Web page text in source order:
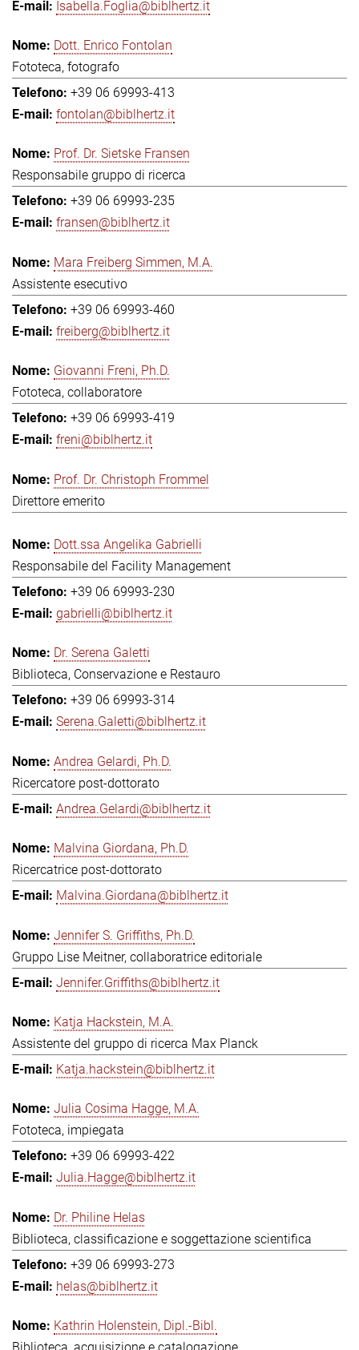
Isabella.Foglia@biblhertz.it
Dott. Enrico Fontolan
Fototeca, fotografo
+39 06 69993-413
fontolan@biblhertz.it
Prof. Dr. Sietske Fransen
Responsabile gruppo di ricerca
+39 06 69993-235
fransen@biblhertz.it
Mara Freiberg Simmen, M.A.
Assistente esecutivo
+39 06 69993-460
freiberg@biblhertz.it
Giovanni Freni, Ph.D.
Fototeca, collaboratore
+39 06 69993-419
freni@biblhertz.it
Prof. Dr. Christoph Frommel
Direttore emerito
Dott.ssa Angelika Gabrielli
Responsabile del Facility Management
+39 06 69993-230
gabrielli@biblhertz.it
Dr. Serena Galetti
Biblioteca, Conservazione e Restauro
+39 06 69993-314
Serena.Galetti@biblhertz.it
Andrea Gelardi, Ph.D.
Ricercatore post-dottorato
Andrea.Gelardi@biblhertz.it
Malvina Giordana, Ph.D.
Ricercatrice post-dottorato
Malvina.Giordana@biblhertz.it
Jennifer S. Griffiths, Ph.D.
Gruppo Lise Meitner, collaboratrice editoriale
Jennifer.Griffiths@biblhertz.it
Katja Hackstein, M.A.
Assistente del gruppo di ricerca Max Planck
Katja.hackstein@biblhertz.it
Julia Cosima Hagge, M.A.
Fototeca, impiegata
+39 06 69993-422
Julia.Hagge@biblhertz.it
Dr. Philine Helas
Biblioteca, classificazione e soggettazione scientifica
+39 06 69993-273
helas@biblhertz.it
Kathrin Holenstein, Dipl.-Bibl.